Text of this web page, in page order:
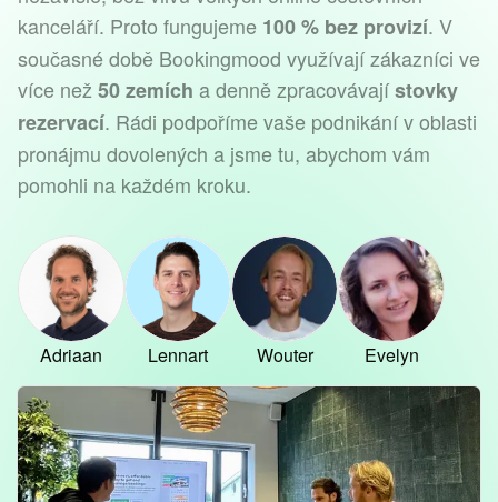
kanceláří. Proto fungujeme 100 % bez provizí. V
současné době Bookingmood využívají zákazníci ve
více než 50 zemích a denně zpracovávajístovky
rezervací. Rádi podpoříme vaše podnikání v oblasti
pronájmu dovolených a jsme tu, abychom vám
pomohli na každém kroku.
Adriaan Lennart Wouter Evelyn